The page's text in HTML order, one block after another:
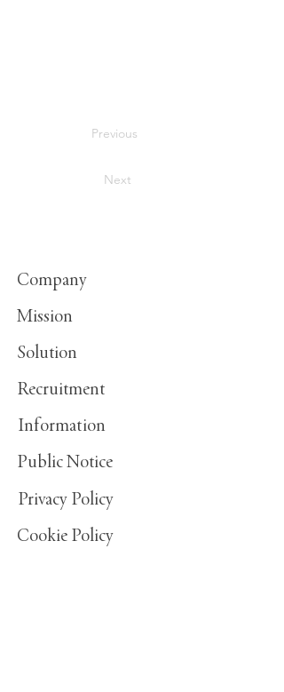
Previous
Next
Company​
Mission​
Solution
Recruitment
Information
Public Notice​
Privacy Policy​
Cookie Policy​